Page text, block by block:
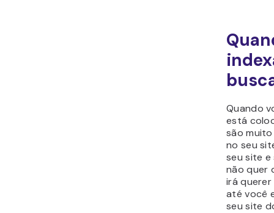
Quando
está
são
no seu
seu site
não quer
irá
até você
seu site